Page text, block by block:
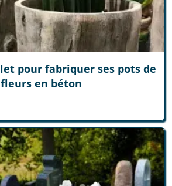
pour fabriquer ses pots de
fleurs en béton